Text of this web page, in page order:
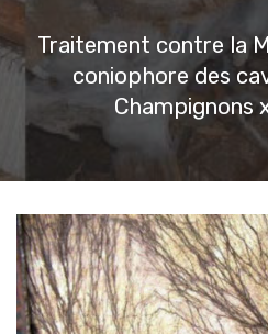
Traitement contre la
coniophore des
Champignons